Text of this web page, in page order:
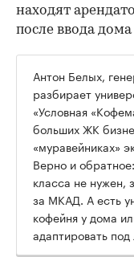
находят
после ввода
Антон Белых,
разбирает
«Условная
больших ЖК
«муравейниках»
Верно и
класса не нужен,
за МКАД. А есть
кофейня у дома
адаптировать